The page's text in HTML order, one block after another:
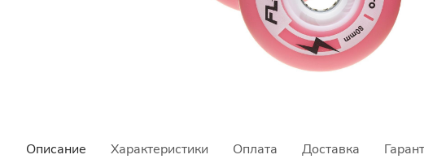
Описание Характеристики Оплата Доставка